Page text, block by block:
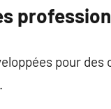
pour